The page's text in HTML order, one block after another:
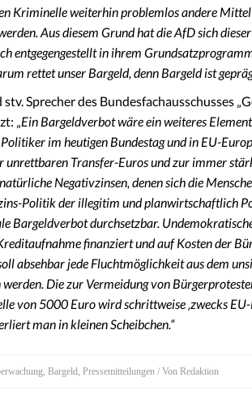
Kriminelle weiterhin problemlos andere Mittel
Aus diesem Grund hat die AfD sich
entgegengestellt in ihrem
rettet unser Bargeld, denn Bargeld ist
Sprecher des Bundesfachausschusses
„ Ein Bargeldverbot wäre ein weiteres
im heutigen Bundestag und in EU-
unrettbaren Transfer-Euros und zur immer
Negativzinsen, denen sich die
Politik der illegitim und planwirtschaftlich
Bargeldverbot durchsetzbar.
finanziert und auf Kosten der
absehbar jede Fluchtmöglichkeit aus dem
Die zur Vermeidung von
von 5000 Euro wird schrittweise ‚zwecks
man in kleinen Scheibchen.“
Bargeld Pressemitteilungen / Von Redaktion